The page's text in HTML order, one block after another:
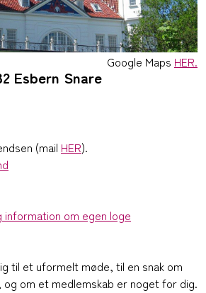
Google Maps HER.
Esbern Snare
(mail HER).
information om egen loge
til et uformelt møde, til en snak om
og om et medlemskab er noget for dig.